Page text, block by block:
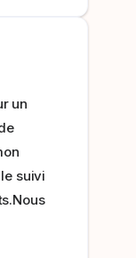
un
suivi